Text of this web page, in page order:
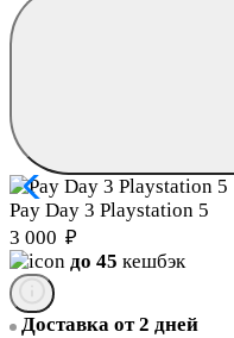
Pay Day 3 Playstation 5
3 000 ₽
до 45 кешбэк
Доставка от 2 дней